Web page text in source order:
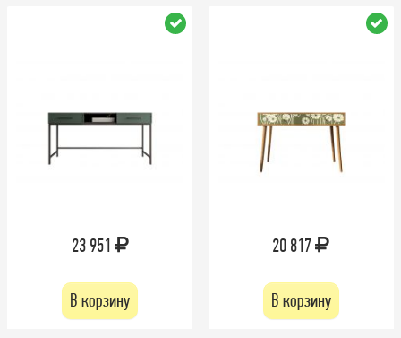
23 951
В корзину
20 817
В корзину